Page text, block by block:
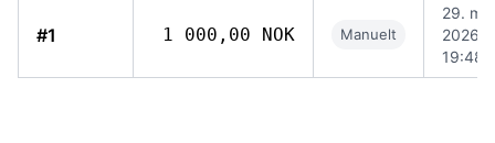
#1 1 000,00 NOK Manuelt
29. mai
2026,
19:48